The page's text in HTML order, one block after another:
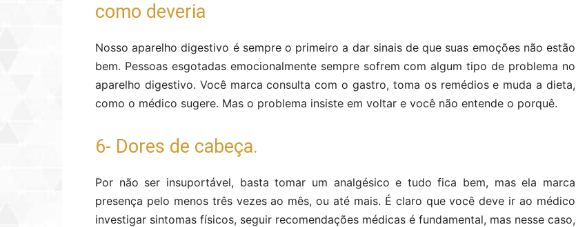
como deveria
Nosso aparelho digestivo é sempre o primeiro a dar sinais de que suas emoções não estão
bem. Pessoas esgotadas emocionalmente sempre sofrem com algum tipo de problema no
aparelho digestivo. Você marca consulta com o gastro, toma os remédios e muda a dieta,
como o médico sugere. Mas o problema insiste em voltar e você não entende o porquê.
6- Dores de cabeça.
Por não ser insuportável, basta tomar um analgésico e tudo fica bem, mas ela marca
presença pelo menos três vezes ao mês, ou até mais. É claro que você deve ir ao médico
investigar sintomas físicos, seguir recomendações médicas é fundamental, mas nesse caso,